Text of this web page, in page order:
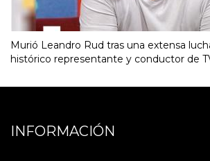
Murió Leandro Rud tras una extensa
histórico representante y conductor de
INFORMACIÓN